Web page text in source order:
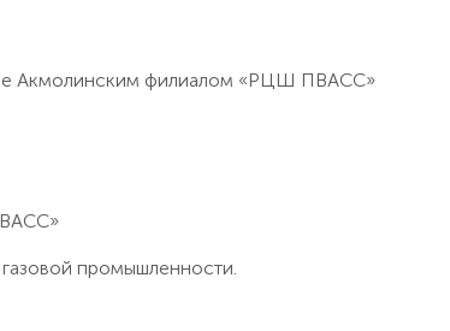
Акмолинским филиалом «РЦШ ПВАСС»
промышленности.